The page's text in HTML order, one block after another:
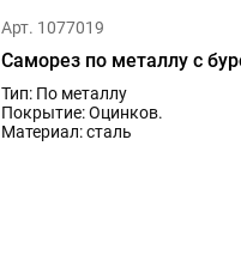
Арт. 1077019
Саморез по металлу с
Тип: По металлу
Покрытие: Оцинков.
Материал: сталь